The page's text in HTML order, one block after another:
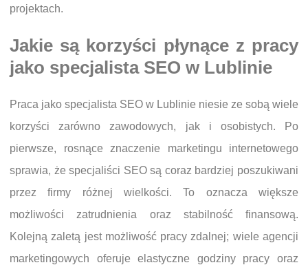
projektach.
Jakie są korzyści płynące z pracy
jako specjalista SEO w Lublinie
Praca jako specjalista SEO w Lublinie niesie ze sobą wiele
korzyści zarówno zawodowych, jak i osobistych. Po
pierwsze, rosnące znaczenie marketingu internetowego
sprawia, że specjaliści SEO są coraz bardziej poszukiwani
przez firmy różnej wielkości. To oznacza większe
możliwości zatrudnienia oraz stabilność finansową.
Kolejną zaletą jest możliwość pracy zdalnej; wiele agencji
marketingowych oferuje elastyczne godziny pracy oraz